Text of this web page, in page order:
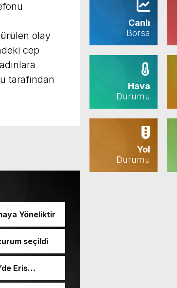
Canlı
Borsa
Hava
Durumu
Yol
Durumu
olay
cep
tarafından
Yöneliktir
seçildi
Eris